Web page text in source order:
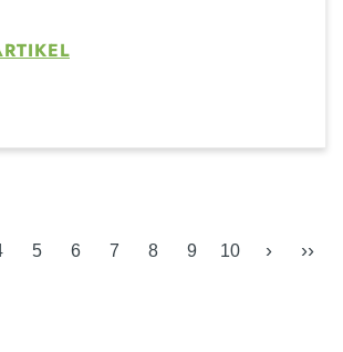
5 6 7 8 9 10 › ››